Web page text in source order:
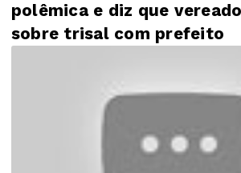
polêmica e diz que
sobre trisal com prefeito